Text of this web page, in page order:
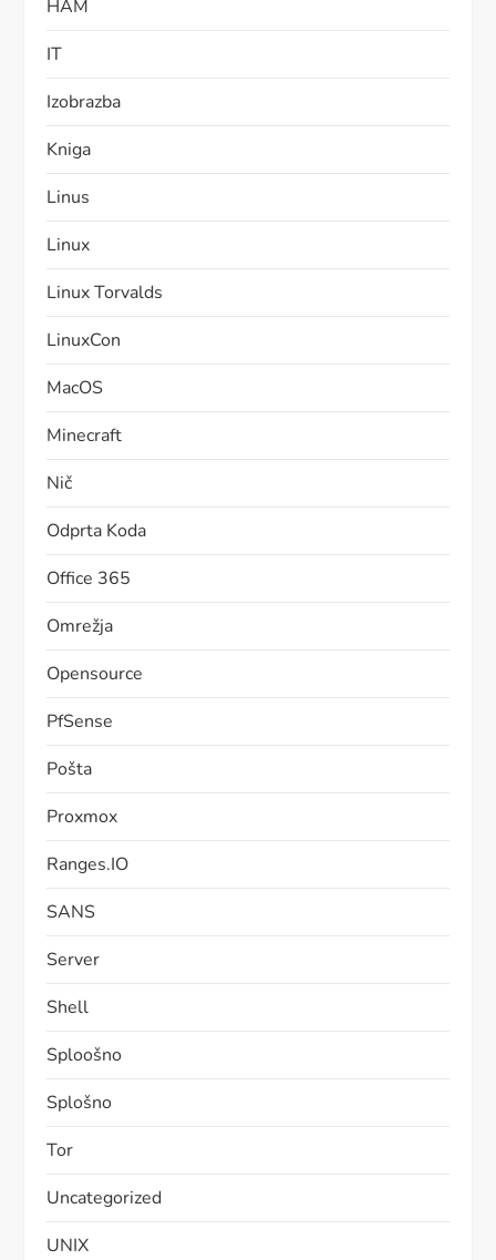
HAM
IT
Izobrazba
Kniga
Linus
Linux
Linux Torvalds
LinuxCon
MacOS
Minecraft
Nič
Odprta Koda
Office 365
Omrežja
Opensource
PfSense
Pošta
Proxmox
Ranges.IO
SANS
Server
Shell
Sploošno
Splošno
Tor
Uncategorized
UNIX